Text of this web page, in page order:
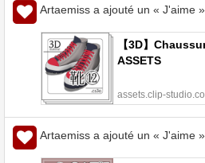
Artaemiss a ajouté un « J'aime
【3D】
ASSETS
assets.clip-
Artaemiss a ajouté un « J'aime